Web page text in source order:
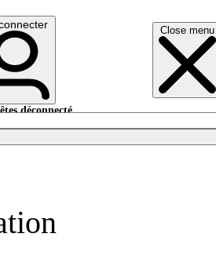
Close menu
déconnecté.